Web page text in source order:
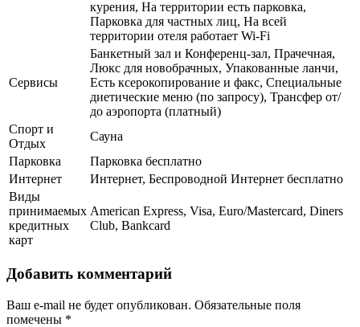
курения, На территории есть парковка,
Парковка для частных лиц, На всей
территории отеля работает Wi-Fi
Сервисы
Банкетный зал и Конференц-зал, Прачечная,
Люкс для новобрачных, Упакованные ланчи,
Есть ксерокопирование и факс, Специальные
диетические меню (по запросу), Трансфер от/
до аэропорта (платный)
Спорт и
Отдых
Сауна
Парковка
Парковка бесплатно
Интернет
Интернет, Беспроводной Интернет бесплатно
Виды
принимаемых
кредитных
карт
American Express, Visa, Euro/Mastercard, Diners
Club, Bankcard
Добавить комментарий
Ваш e-mail не будет опубликован. Обязательные поля
помечены *